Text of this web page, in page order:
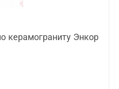
керамограниту Энкор